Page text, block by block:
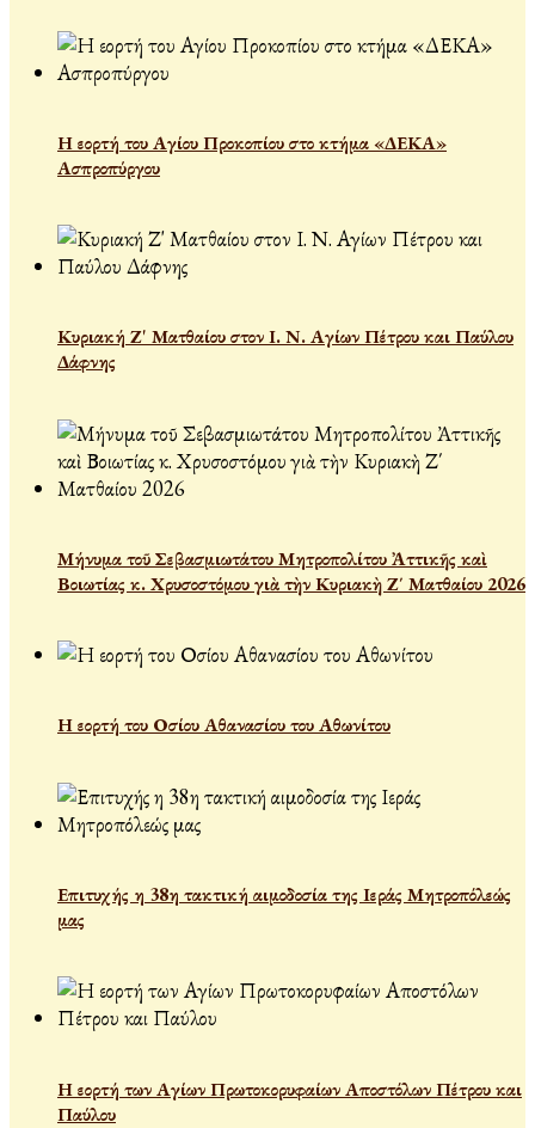
Η εορτή του Αγίου Προκοπίου στο κτήμα «ΔΕΚΑ»
Ασπροπύργου
Κυριακή Ζ' Ματθαίου στον Ι. Ν. Αγίων Πέτρου και Παύλου
Δάφνης
Μήνυμα τοῦ Σεβασμιωτάτου Μητροπολίτου Ἀττικῆς καὶ
Βοιωτίας κ. Χρυσοστόμου γιὰ τὴν Κυριακὴ Ζ΄ Ματθαίου 2026
Η εορτή του Οσίου Αθανασίου του Αθωνίτου
Επιτυχής η 38η τακτική αιμοδοσία της Ιεράς Μητροπόλεώς
μας
Η εορτή των Αγίων Πρωτοκορυφαίων Αποστόλων Πέτρου και
Παύλου